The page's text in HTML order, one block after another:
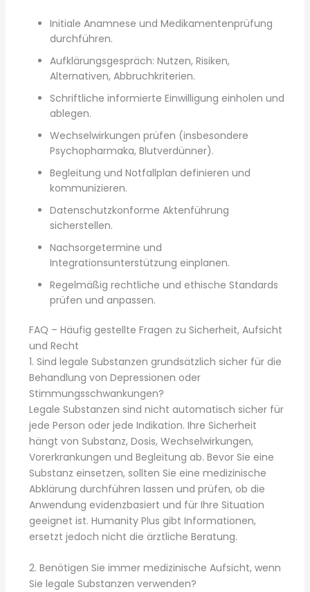
Initiale Anamnese und Medikamentenprüfung
durchführen.
Aufklärungsgespräch: Nutzen, Risiken,
Alternativen, Abbruchkriterien.
Schriftliche informierte Einwilligung einholen und
ablegen.
Wechselwirkungen prüfen (insbesondere
Psychopharmaka, Blutverdünner).
Begleitung und Notfallplan definieren und
kommunizieren.
Datenschutzkonforme Aktenführung
sicherstellen.
Nachsorgetermine und
Integrationsunterstützung einplanen.
Regelmäßig rechtliche und ethische Standards
prüfen und anpassen.
FAQ – Häufig gestellte Fragen zu Sicherheit, Aufsicht
und Recht
1. Sind legale Substanzen grundsätzlich sicher für die
Behandlung von Depressionen oder
Stimmungsschwankungen?
Legale Substanzen sind nicht automatisch sicher für
jede Person oder jede Indikation. Ihre Sicherheit
hängt von Substanz, Dosis, Wechselwirkungen,
Vorerkrankungen und Begleitung ab. Bevor Sie eine
Substanz einsetzen, sollten Sie eine medizinische
Abklärung durchführen lassen und prüfen, ob die
Anwendung evidenzbasiert und für Ihre Situation
geeignet ist. Humanity Plus gibt Informationen,
ersetzt jedoch nicht die ärztliche Beratung.
2. Benötigen Sie immer medizinische Aufsicht, wenn
Sie legale Substanzen verwenden?